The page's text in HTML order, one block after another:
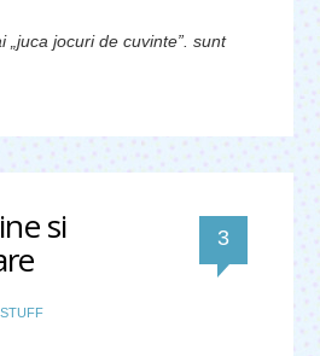
„juca jocuri de cuvinte”. sunt
si 3